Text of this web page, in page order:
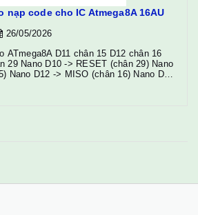
nạp code cho IC Atmega8A 16AU
26/05/2026
Nano D12 -> MISO (chân 16) Nano D13
5V -> VCC + AVCC (chân 18) Nano
tụ 10µF ...